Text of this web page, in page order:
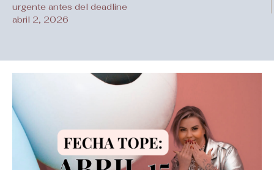
urgente antes del deadline
abril 2, 2026